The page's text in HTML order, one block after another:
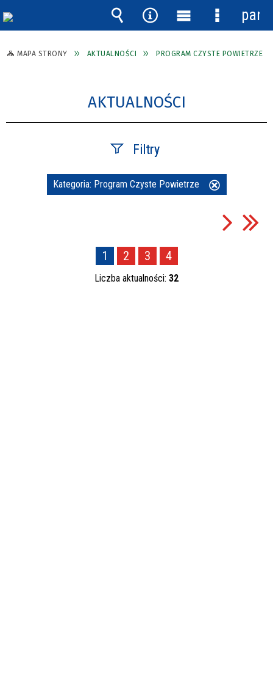
MAPA STRONY AKTUALNOŚCI PROGRAM CZYSTE POWIETRZE
AKTUALNOŚCI
Filtry
Szukana fraza
Kategoria
Kategoria: Program Czyste Powietrze
1 2 3 4
Liczba aktualności: 32
Wyszukiwarka
Narzędzia
Menu
główne
Menu